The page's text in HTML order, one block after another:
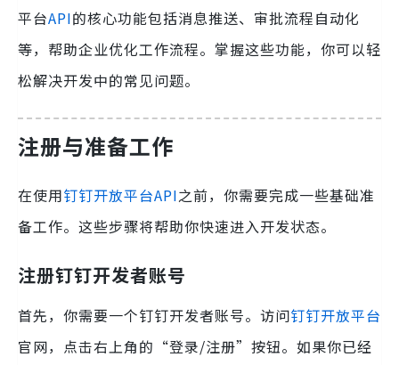
平台API的核心功能包括消息推送、审批流程自动化
等，帮助企业优化工作流程。掌握这些功能，你可以轻
松解决开发中的常见问题。
注册与准备工作
在使用钉钉开放平台API之前，你需要完成一些基础准
备工作。这些步骤将帮助你快速进入开发状态。
注册钉钉开发者账号
首先，你需要一个钉钉开发者账号。访问钉钉开放平台
官网，点击右上角的“登录/注册”按钮。如果你已经